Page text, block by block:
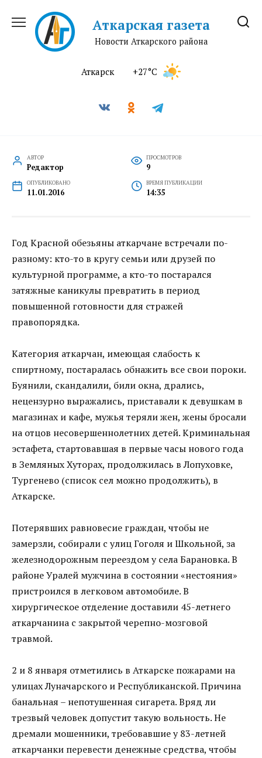
содержанию
Аткарская газета
Новости Аткарского района
Аткарск +27°C
АВТОР
Редактор
ПРОСМОТРОВ
9
ОПУБЛИКОВАНО
11.01.2016
ВРЕМЯ ПУБЛИКАЦИИ
14:35
Год Красной обезьяны аткарчане встречали по-
разному: кто-то в кругу семьи или друзей по
культурной программе, а кто-то постарался
затяжные каникулы превратить в период
повышенной готовности для стражей
правопорядка.
Категория аткарчан, имеющая слабость к
спиртному, постаралась обнажить все свои пороки.
Буянили, скандалили, били окна, дрались,
нецензурно выражались, приставали к девушкам в
магазинах и кафе, мужья теряли жен, жены бросали
на отцов несовершеннолетних детей. Криминальная
эстафета, стартовавшая в первые часы нового года
в Земляных Хуторах, продолжилась в Лопуховке,
Тургенево (список сел можно продолжить), в
Аткарске.
Потерявших равновесие граждан, чтобы не
замерзли, собирали с улиц Гоголя и Школьной, за
железнодорожным переездом у села Барановка. В
районе Уралей мужчина в состоянии «нестояния»
пристроился в легковом автомобиле. В
хирургическое отделение доставили 45-летнего
аткарчанина с закрытой черепно-мозговой
травмой.
2 и 8 января отметились в Аткарске пожарами на
улицах Луначарского и Республиканской. Причина
банальная – непотушенная сигарета. Вряд ли
трезвый человек допустит такую вольность. Не
дремали мошенники, требовавшие у 83-летней
аткарчанки перевести денежные средства, чтобы